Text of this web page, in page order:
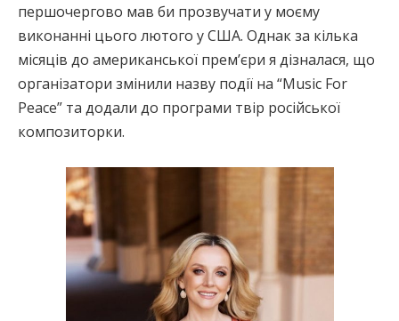
першочергово мав би прозвучати у моєму
виконанні цього лютого у США. Однак за кілька
місяців до американської премʼєри я дізналася, що
організатори змінили назву події на “Music For
Peace” та додали до програми твір російської
композиторки.